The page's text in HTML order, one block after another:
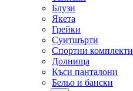
Блузи
Якета
Грейки
Суитшърти
Спортни комплекти
Долнища
Къси панталони
Бельо и бански